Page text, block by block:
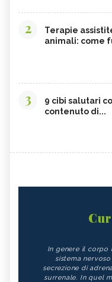
2
Terapie
animali: come
3
9 cibi salutari
contenuto di...
In genere il corpo
sistema
secrezione di
surrenale. In quel